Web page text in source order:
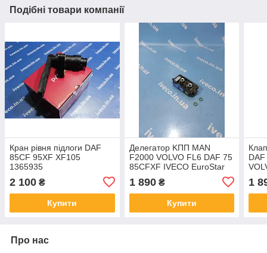
Подібні товари компанії
Кран рівня підлоги DAF
85CF 95XF XF105
1365935
2 100 ₴
Купити
Делегатор KПП MAN
F2000 VOLVO FL6 DAF 75
85CFXF IVECO EuroStar
03708000FS
1 890₴
Купити
1
Про нас